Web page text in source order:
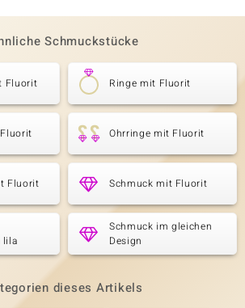
Schmuckstücke
Fluorit Ringe mit Fluorit
Ohrringe mit Fluorit
Fluorit Schmuck mit Fluorit
lila
Schmuck im gleichen
Design
dieses Artikels